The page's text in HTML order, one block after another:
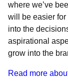
where we’ve
will be easier for
into the
aspirational
grow into the
Read more